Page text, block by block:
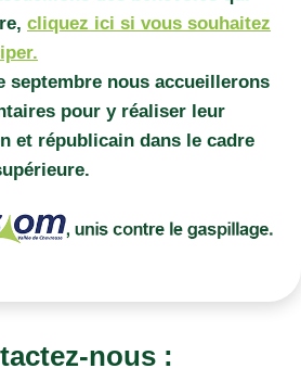
cliquez ici si vous souhaitez
septembre nous accueillerons
pour y réaliser leur
et républicain dans le cadre
nous :